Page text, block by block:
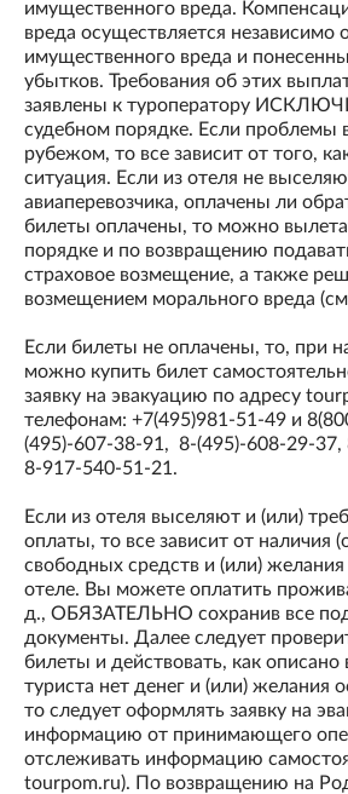
имущественного вреда.
вреда осуществляется независимо
имущественного вреда и
убытков. Требования об этих
заявлены к туроператору
судебном порядке. Если проблемы
рубежом, то все зависит от того,
ситуация. Если из отеля не
авиаперевозчика, оплачены ли
билеты оплачены, то можно
порядке и по возвращению
страховое возмещение, а также
возмещением морального вреда
Если билеты не оплачены, то, при
можно купить билет
заявку на эвакуацию по адресу
телефонам: +7(495)981-51-49 и
(495)-607-38-91, 8-(495)-608-29-
8-917-540-51-21.
Если из отеля выселяют и (или)
оплаты, то все зависит от наличия
свободных средств и (или) желания
отеле. Вы можете оплатить
д., ОБЯЗАТЕЛЬНО сохранив все
документы. Далее следует
билеты и действовать, как
туриста нет денег и (или) желания
то следует оформлять заявку на
информацию от принимающего
отслеживать информацию
tourpom.ru). По возвращению на